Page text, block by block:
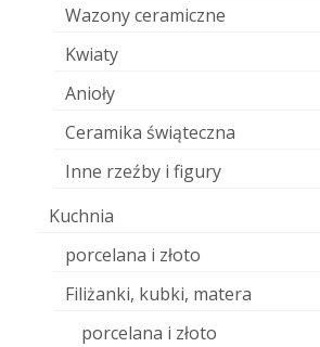
Wazony ceramiczne
Kwiaty
Anioły
Ceramika świąteczna
Inne rzeźby i figury
Kuchnia
porcelana i złoto
Filiżanki, kubki, matera
porcelana i złoto